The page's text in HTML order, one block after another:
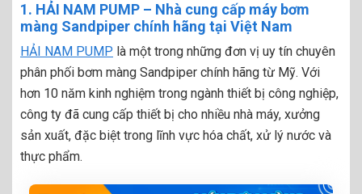
1. HẢI NAM PUMP – Nhà cung cấp máy bơm
màng Sandpiper chính hãng tại Việt Nam
HẢI NAM PUMP là một trong những đơn vị uy tín chuyên
phân phối bơm màng Sandpiper chính hãng từ Mỹ. Với
hơn 10 năm kinh nghiệm trong ngành thiết bị công nghiệp,
công ty đã cung cấp thiết bị cho nhiều nhà máy, xưởng
sản xuất, đặc biệt trong lĩnh vực hóa chất, xử lý nước và
thực phẩm.